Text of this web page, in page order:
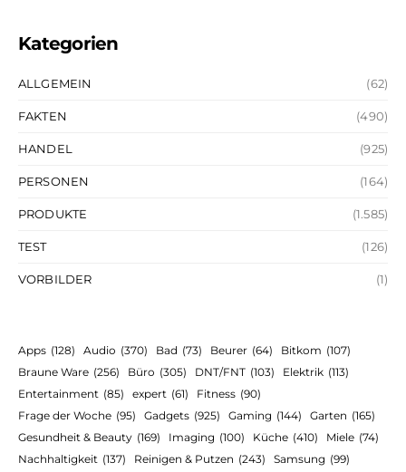
Kategorien
ALLGEMEIN (62)
FAKTEN (490)
HANDEL (925)
PERSONEN (164)
PRODUKTE (1.585)
TEST (126)
VORBILDER (1)
Apps (128) Audio (370) Bad (73) Beurer (64) Bitkom (107)
Braune Ware (256) Büro (305) DNT/FNT (103) Elektrik (113)
Entertainment (85) expert (61) Fitness (90)
Frage der Woche (95) Gadgets (925) Gaming (144) Garten (165)
Gesundheit & Beauty (169) Imaging (100) Küche (410) Miele (74)
Nachhaltigkeit (137) Reinigen & Putzen (243) Samsung (99)